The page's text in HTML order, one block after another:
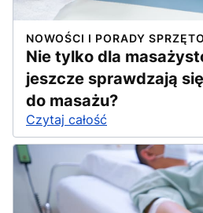
NOWOŚCI I PORADY
Nie tylko dla
jeszcze sprawdzają
do masażu?
Czytaj całość